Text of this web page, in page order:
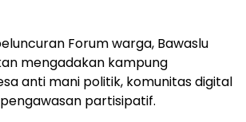
Forum warga, Bawaslu
mengadakan kampung
anti mani politik, komunitas digital
partisipatif.